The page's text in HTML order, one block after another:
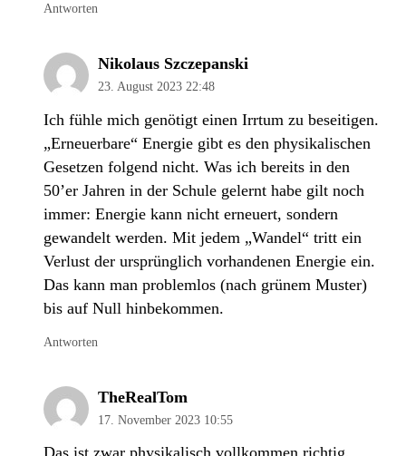
Antworten
Nikolaus Szczepanski
23. August 2023 22:48
Ich fühle mich genötigt einen Irrtum zu beseitigen.
„Erneuerbare“ Energie gibt es den physikalischen
Gesetzen folgend nicht. Was ich bereits in den
50’er Jahren in der Schule gelernt habe gilt noch
immer: Energie kann nicht erneuert, sondern
gewandelt werden. Mit jedem „Wandel“ tritt ein
Verlust der ursprünglich vorhandenen Energie ein.
Das kann man problemlos (nach grünem Muster)
bis auf Null hinbekommen.
Antworten
TheRealTom
17. November 2023 10:55